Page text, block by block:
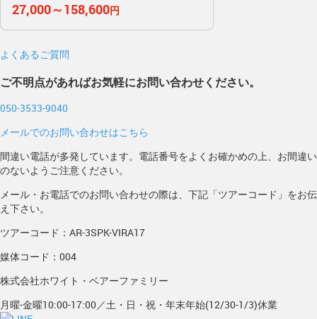
27,000～158,600円
よくあるご質問
ご不明点があればお気軽にお問い合わせください。
050-3533-9040
メールでのお問い合わせはこちら
間違い電話が多発しています。電話番号をよくお確かめの上、お間違い
のないようご注意ください。
メール・お電話でのお問い合わせの際は、下記「ツアーコード」をお伝
え下さい。
ツアーコード：AR-3SPK-VIRA17
媒体コード：004
株式会社ホワイト・ベアーファミリー
月曜-金曜10:00-17:00／土・日・祝・年末年始(12/30-1/3)休業